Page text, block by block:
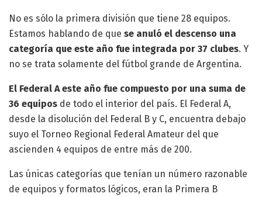
No es sólo la primera división que tiene 28 equipos.
Estamos hablando de que se anuló el descenso una
categoría que este año fue integrada por 37 clubes. Y
no se trata solamente del fútbol grande de Argentina.
El Federal A este año fue compuesto por una suma de
36 equipos de todo el interior del país. El Federal A,
desde la disolución del Federal B y C, encuentra debajo
suyo el Torneo Regional Federal Amateur del que
ascienden 4 equipos de entre más de 200.
Las únicas categorías que tenían un número razonable
de equipos y formatos lógicos, eran la Primera B